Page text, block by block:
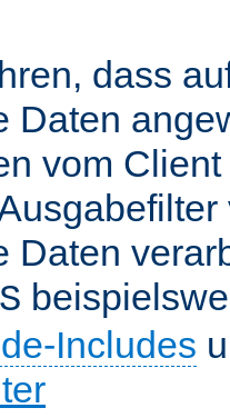
dass
Daten
vom
Daten
Includes